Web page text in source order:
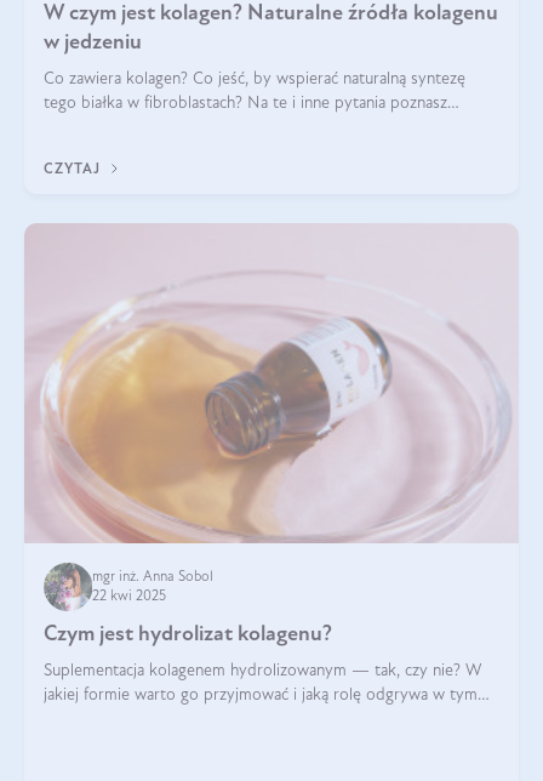
W czym jest kolagen? Naturalne źródła kolagenu
w jedzeniu
Co zawiera kolagen? Co jeść, by wspierać naturalną syntezę
tego białka w fibroblastach? Na te i inne pytania poznasz
CZYTAJ
mgr inż. Anna Sobol
22 kwi 2025
Czym jest hydrolizat kolagenu?
Suplementacja kolagenem hydrolizowanym — tak, czy nie? W
jakiej formie warto go przyjmować i jaką rolę odgrywa w tym